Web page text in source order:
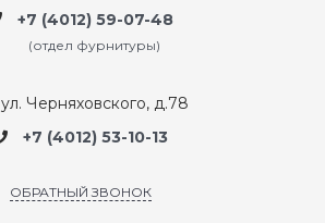
+7 (4012) 59-07-48
(отдел фурнитуры)
ул. Черняховского, д.78
+7 (4012) 53-10-13
ОБРАТНЫЙ ЗВОНОК